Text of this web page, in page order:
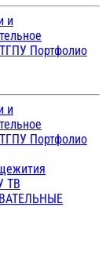
и
Портфолио
и
Портфолио
ТВ